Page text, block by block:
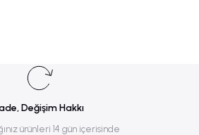
Değişim Hakkı
ürünleri 14 gün içerisinde